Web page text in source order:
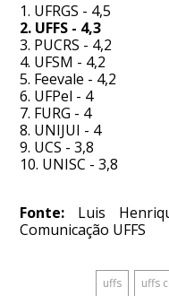
1. UFRGS - 4,5
2. UFFS - 4,3
3. PUCRS - 4,2
4. UFSM - 4,2
5. Feevale - 4,2
6. UFPel - 4
7. FURG - 4
8. UNIJUI - 4
9. UCS - 3,8
10. UNISC - 3,8
Fonte: Luis
Comunicação UFFS
uffs uffs